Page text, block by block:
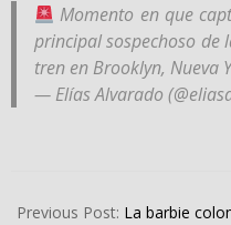
Momento en que
principal sospechoso de
tren en Brooklyn, Nueva
— Elías Alvarado
04-
Previous Post: La barbie